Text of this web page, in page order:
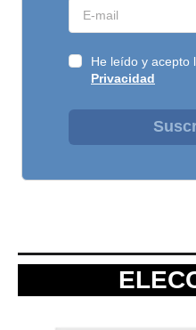
He leído y acepto
Privacidad